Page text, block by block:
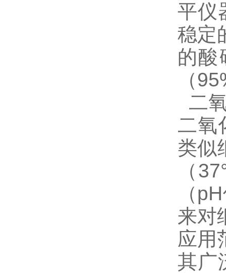
平仪
稳定
的酸
（
二
二氧
类似
（
（
来对
应用
其广